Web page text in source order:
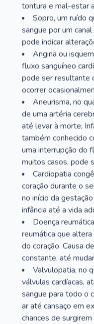
tontura e mal-estar
Sopro, um ruído
sangue por um
pode indicar
Angina ou
fluxo sanguíneo
pode ser resultante
ocorrer
Aneurisma, no
de uma artéria
até levar à morte;
também conhecido
uma interrupção do
muitos casos, pode
Cardiopatia
coração durante o
no início da
infância até a vida
Doença
reumática que
do coração. Causa
constante, até
Valvulopatia, no
válvulas cardíacas,
sangue para todo o
ar até cansaço em
chances de